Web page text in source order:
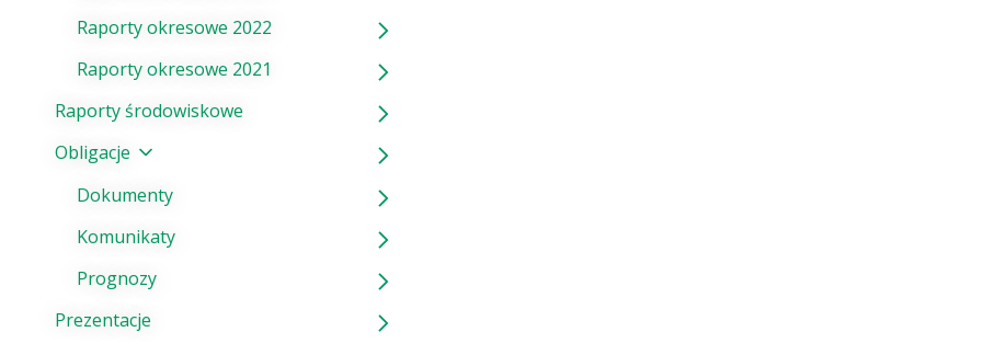
Raporty okresowe 2022
Raporty okresowe 2021
Raporty środowiskowe
Obligacje
Dokumenty
Komunikaty
Prognozy
Prezentacje